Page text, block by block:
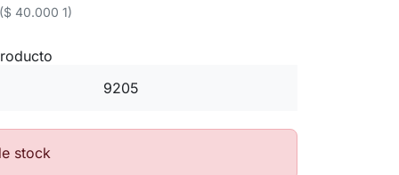
($ 40.000 1)
9205
stock